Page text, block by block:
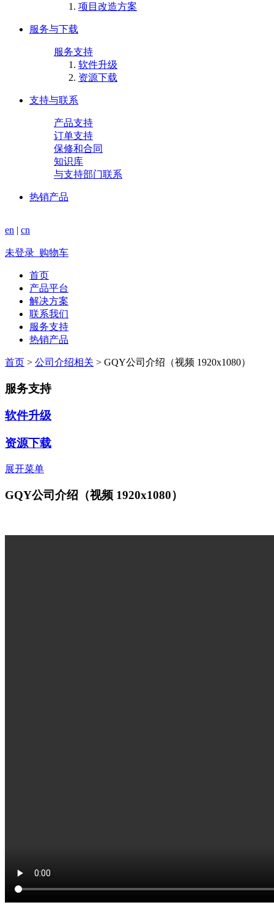
项目改造方案
服务与下载
服务支持
软件升级
资源下载
支持与联系
产品支持
订单支持
保修和合同
知识库
与支持部门联系
热销产品
en | cn
未登录 购物车
首页
产品平台
解决方案
联系我们
服务支持
热销产品
首页 > 公司介绍相关 > GQY公司介绍（视频 1920x1080）
服务支持
软件升级
资源下载
展开菜单
GQY公司介绍（视频 1920x1080）